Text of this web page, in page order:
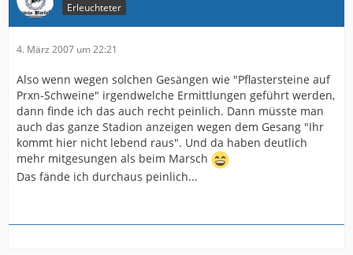
Erleuchteter
4. März 2007 um 22:21
Also wenn wegen solchen Gesängen wie "Pflastersteine auf
Prxn-Schweine" irgendwelche Ermittlungen geführt werden,
dann finde ich das auch recht peinlich. Dann müsste man
auch das ganze Stadion anzeigen wegen dem Gesang "Ihr
kommt hier nicht lebend raus". Und da haben deutlich
mehr mitgesungen als beim Marsch
Das fände ich durchaus peinlich...